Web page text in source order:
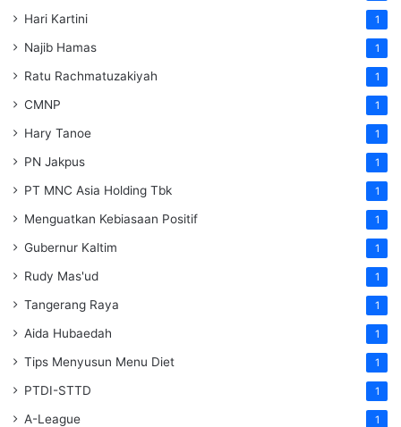
Hari Kartini 1
Najib Hamas 1
Ratu Rachmatuzakiyah 1
CMNP 1
Hary Tanoe 1
PN Jakpus 1
PT MNC Asia Holding Tbk 1
Menguatkan Kebiasaan Positif 1
Gubernur Kaltim 1
Rudy Mas'ud 1
Tangerang Raya 1
Aida Hubaedah 1
Tips Menyusun Menu Diet 1
PTDI-STTD 1
A-League 1